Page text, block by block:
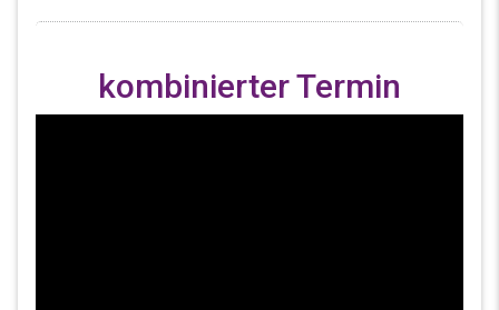
kombinierter Termin